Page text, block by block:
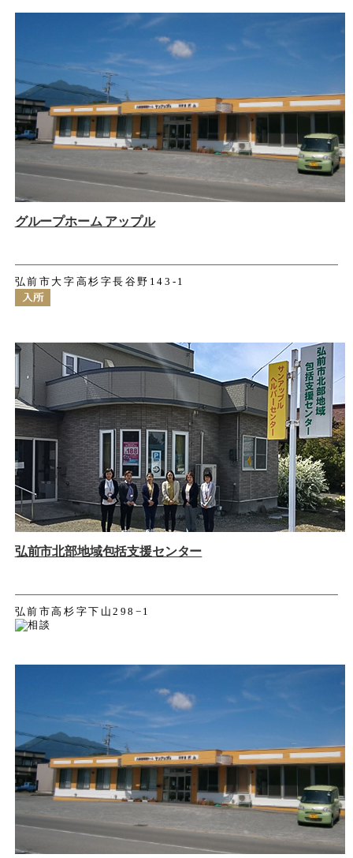
グループホーム アップル
弘前市大字高杉字長谷野143-1
弘前市北部地域包括支援センター
弘前市高杉字下山298−1